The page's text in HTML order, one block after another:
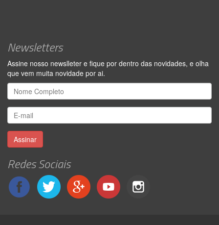
Newsletters
Assine nosso newslleter e fique por dentro das novidades, e olha
que vem muita novidade por ai.
Assinar
Redes Sociais